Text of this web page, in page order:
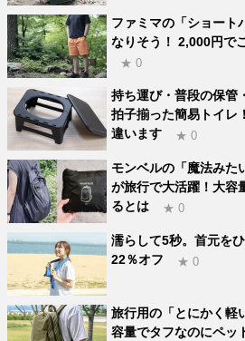
ファミマの「ショート
なりそう！ 2,000円で
★ 0
持ち運び・普段の保管
拍子揃った簡易トイレ
違います
★ 0
モンベルの「魔法みた
が旅行で大活躍！大容
るとは
★ 0
濡らして5秒。首元を
22％オフ
★ 0
旅行用の「とにかく軽
容量でタフなのにペ